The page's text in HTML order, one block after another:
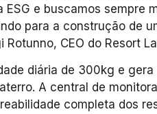
ESG e buscamos sempre
para a construção de
CEO do Resort
diária de 300kg e
A central de
completa dos